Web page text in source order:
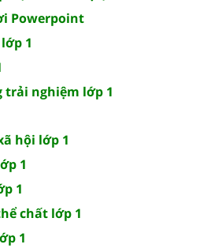
Powerpoint
1
trải nghiệm lớp 1
hội lớp 1
1
1
chất lớp 1
1